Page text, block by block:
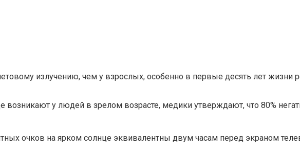
излучению, чем у взрослых, особенно в первые десять лет жизни
возникают у людей в зрелом возрасте, медики утверждают, что 80%
очков на ярком солнце эквивалентны двум часам перед экраном